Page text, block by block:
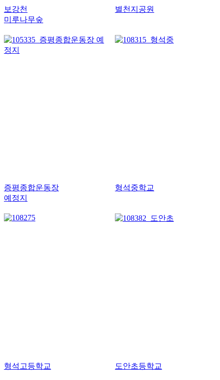
보강천
미루나무숲
별천지공원
증평종합운동장
예정지
형석중학교
형석고등학교 도안초등학교